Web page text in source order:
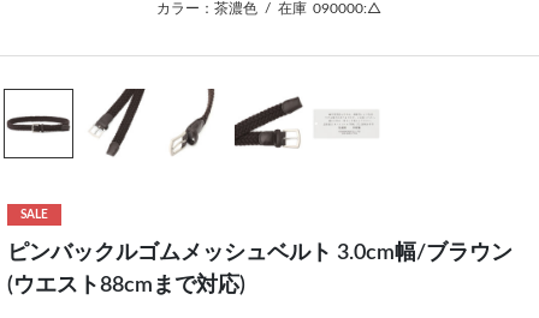
カラー：茶濃色 / 在庫 090000:△
SALE
ピンバックルゴムメッシュベルト 3.0cm幅/ブラウン
(ウエスト88cmまで対応)